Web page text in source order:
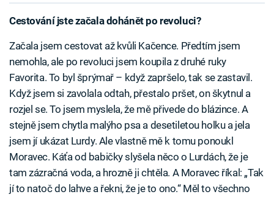
Cestování jste začala dohánět po revoluci?
Začala jsem cestovat až kvůli Kačence. Předtím jsem
nemohla, ale po revoluci jsem koupila z druhé ruky
Favorita. To byl šprýmař – když zapršelo, tak se zastavil.
Když jsem si zavolala odtah, přestalo pršet, on škytnul a
rozjel se. To jsem myslela, že mě přivede do blázince. A
stejně jsem chytla malýho psa a desetiletou holku a jela
jsem jí ukázat Lurdy. Ale vlastně mě k tomu ponoukl
Moravec. Káťa od babičky slyšela něco o Lurdách, že je
tam zázračná voda, a hrozně ji chtěla. A Moravec říkal: „Tak
jí to natoč do lahve a řekni, že je to ono.“ Měl to všechno